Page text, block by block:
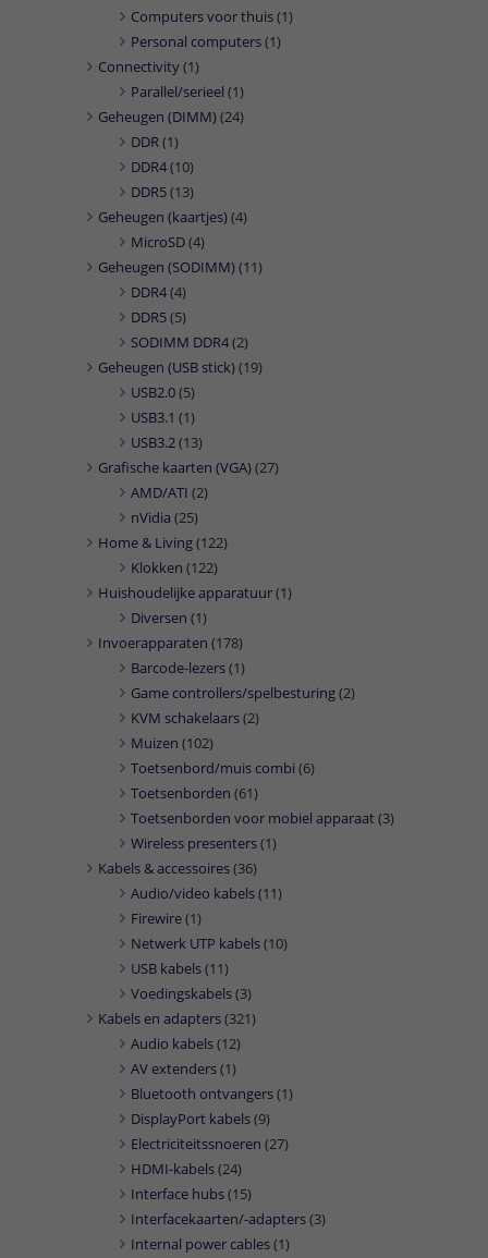
Computers voor thuis(1)
Personal computers(1)
Connectivity(1)
Parallel/serieel (1)
Geheugen (DIMM)(24)
DDR(1)
DDR4(10)
DDR5(13)
Geheugen (kaartjes)(4)
MicroSD(4)
Geheugen (SODIMM)(11)
DDR4(4)
DDR5(5)
SODIMM DDR4(2)
Geheugen (USB stick)(19)
USB2.0(5)
USB3.1 (1)
USB3.2(13)
Grafische kaarten (VGA)(27)
AMD/ATI (2)
nVidia (25)
Home & Living(122)
Klokken (122)
Huishoudelijke apparatuur(1)
Diversen (1)
Invoerapparaten (178)
Barcode-lezers(1)
Game controllers/spelbesturing(2)
KVM schakelaars(2)
Muizen (102)
Toetsenbord/muis combi (6)
Toetsenborden (61)
Toetsenborden voor mobiel apparaat(3)
Wireless presenters(1)
Kabels & accessoires(36)
Audio/video kabels(11)
Firewire(1)
Netwerk UTP kabels(10)
USB kabels(11)
Voedingskabels(3)
Kabels en adapters(321)
Audio kabels(12)
AV extenders(1)
Bluetooth ontvangers(1)
DisplayPort kabels(9)
Electriciteitssnoeren (27)
HDMI-kabels(24)
Interface hubs(15)
Interfacekaarten/-adapters(3)
Internal power cables(1)